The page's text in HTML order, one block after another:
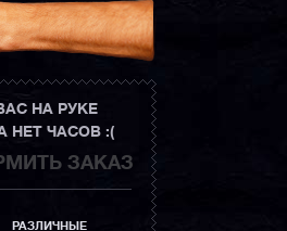
НА РУКЕ
НЕТ ЧАСОВ :(
ЗАКАЗ
РАЗЛИЧНЫЕ